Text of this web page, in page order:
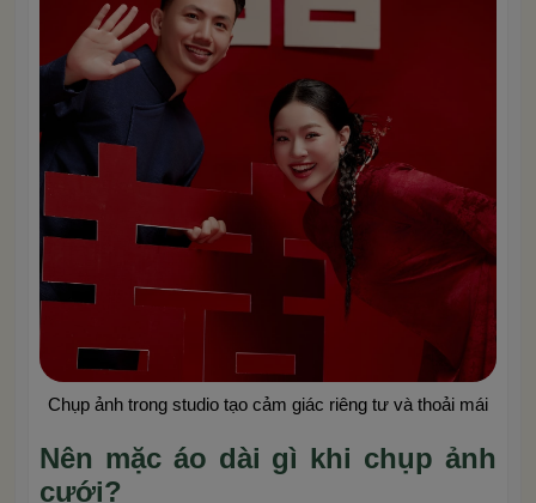
Chụp ảnh trong studio tạo cảm giác riêng tư và thoải mái
Nên mặc áo dài gì khi chụp ảnh
cưới?